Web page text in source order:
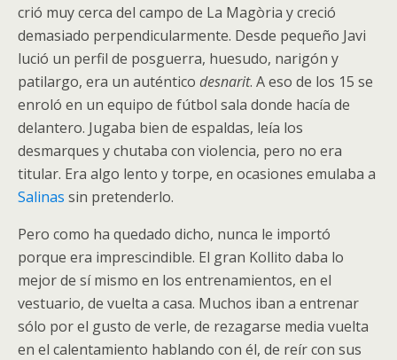
crió muy cerca del campo de La Magòria y creció
demasiado perpendicularmente. Desde pequeño Javi
lució un perfil de posguerra, huesudo, narigón y
patilargo, era un auténtico desnarit. A eso de los 15 se
enroló en un equipo de fútbol sala donde hacía de
delantero. Jugaba bien de espaldas, leía los
desmarques y chutaba con violencia, pero no era
titular. Era algo lento y torpe, en ocasiones emulaba a
Salinas sin pretenderlo.
Pero como ha quedado dicho, nunca le importó
porque era imprescindible. El gran Kollito daba lo
mejor de sí mismo en los entrenamientos, en el
vestuario, de vuelta a casa. Muchos iban a entrenar
sólo por el gusto de verle, de rezagarse media vuelta
en el calentamiento hablando con él, de reír con sus